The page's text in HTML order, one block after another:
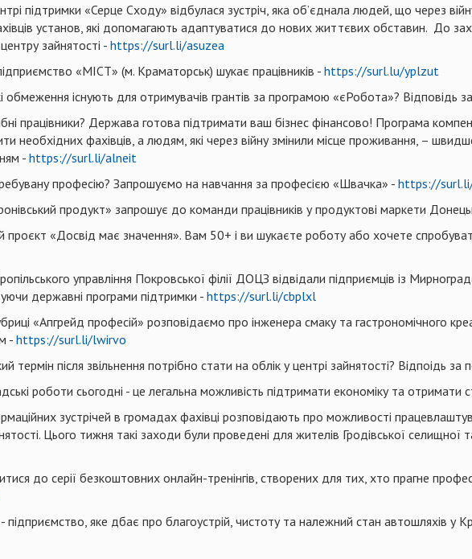
підтримки «Серце Сходу» відбулася зустріч, яка об’єднала людей, що через
установ, які допомагають адаптуватися до нових життєвих обставин. До
зайнятості - https://surl.li/asuzea
«МІСТ» (м. Краматорськ) шукає працівників - https://surl.lu/yplzut
обмеження існують для отримувачів грантів за програмою «єРобота»? Відповідь
працівники? Держава готова підтримати ваш бізнес фінансово! Програма
необхідних фахівців, а людям, які через війну змінили місце проживання, –
- https://surl.li/alneit
професію? Запрошуємо на навчання за професією «Швачка» - https://
продукт» запрошує до команди працівників у продуктові маркети
проєкт «Досвід має значення». Вам 50+ і ви шукаєте роботу або хочете
управління Покровської філії ДОЦЗ відвідали підприємців із
державні програми підтримки -https://surl.li/cbplxl
«Апгрейд професій» розповідаємо про інженера смаку та гастрономічного
- https://surl.li/lwirvo
термін після звільнення потрібно стати на облік у центрі зайнятості? Відпоідь за
роботи сьогодні - це легальна можливість підтримати економіку та отримати
зустрічей в громадах фахівці розповідають про можливості
Цього тижня такі заходи були проведені для жителів Гродівської селищної
до серії безкоштовних онлайн-тренінгів, створених для тих, хто прагне
яке дбає про благоустрій, чистоту та належний стан автошляхів у